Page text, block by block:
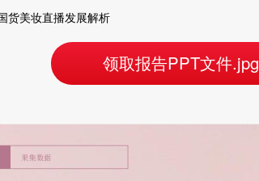
货美妆直播发展解析
领取报告PPT文件.jpg